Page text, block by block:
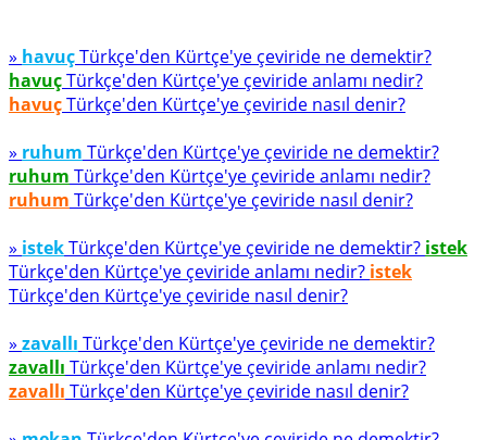
» havuçTürkçe'den Kürtçe'ye çeviride ne demektir?
havuçTürkçe'den Kürtçe'ye çeviride anlamı nedir?
havuçTürkçe'den Kürtçe'ye çeviride nasıl denir?
» ruhum Türkçe'den Kürtçe'ye çeviride ne demektir?
ruhum Türkçe'den Kürtçe'ye çeviride anlamı nedir?
ruhum Türkçe'den Kürtçe'ye çeviride nasıl denir?
» istekTürkçe'den Kürtçe'ye çeviride ne demektir? istek
Türkçe'den Kürtçe'ye çeviride anlamı nedir? istek
Türkçe'den Kürtçe'ye çeviride nasıl denir?
» zavallı Türkçe'den Kürtçe'ye çeviride ne demektir?
zavallı Türkçe'den Kürtçe'ye çeviride anlamı nedir?
zavallı Türkçe'den Kürtçe'ye çeviride nasıl denir?